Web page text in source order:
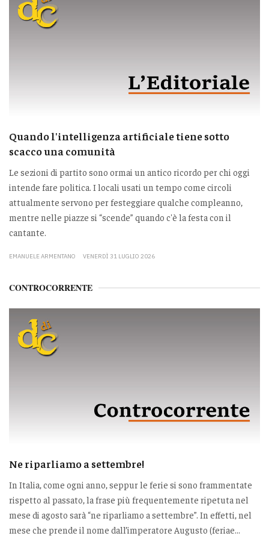
Quando l'intelligenza artificiale tiene sotto
scacco una comunità
Le sezioni di partito sono ormai un antico ricordo per chi oggi
intende fare politica. I locali usati un tempo come circoli
attualmente servono per festeggiare qualche compleanno,
mentre nelle piazze si “scende” quando c'è la festa con il
cantante.
EMANUELE ARMENTANO VENERDÌ 31 LUGLIO 2026
CONTROCORRENTE
Ne riparliamo a settembre!
In Italia, come ogni anno, seppur le ferie si sono frammentate
rispetto al passato, la frase più frequentemente ripetuta nel
mese di agosto sarà “ne riparliamo a settembre”. In effetti, nel
mese che prende il nome dall’imperatore Augusto (feriae...